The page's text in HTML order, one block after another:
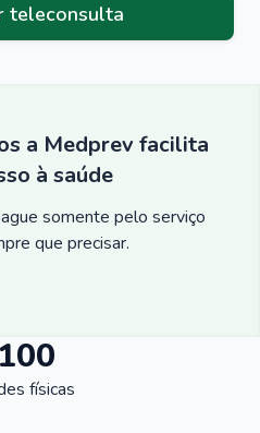
teleconsulta
a Medprev facilita
à saúde
somente pelo serviço
que precisar.
físicas